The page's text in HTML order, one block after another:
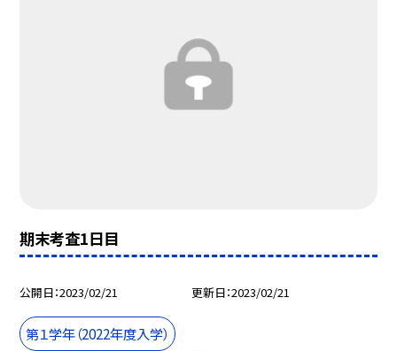
期末考査1日目
公開日 2023/02/21 更新日 2023/02/21
第１学年（2022年度入学）